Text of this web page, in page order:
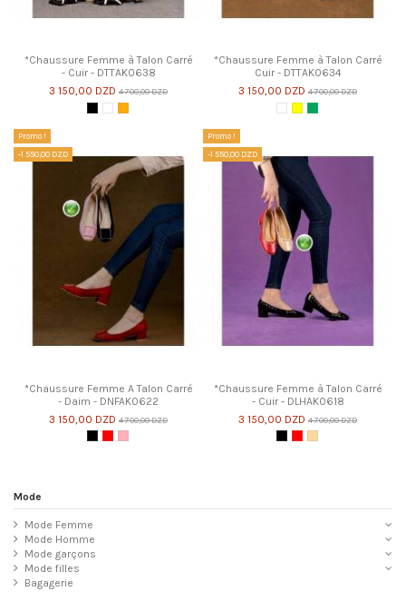
*Chaussure Femme à Talon Carré
- Cuir - DTTAK0638
3 150,00 DZD 4 700,00 DZD
NoirBlancOrange
*Chaussure Femme à Talon Carré
Cuir - DTTAK0634
3 150,00 DZD 4 700,00 DZD
BlancJauneVert Militaire
Promo !
-1 550,00 DZD
*Chaussure Femme A Talon Carré
- Daim - DNFAK0622
3 150,00 DZD 4 700,00 DZD
NoirRougeRose
Promo !
-1 550,00 DZD
*Chaussure Femme à Talon Carré
- Cuir - DLHAK0618
3 150,00 DZD 4 700,00 DZD
NoirRougeBeige
Mode
Mode Femme
Mode Homme
Mode garçons
Mode filles
Bagagerie